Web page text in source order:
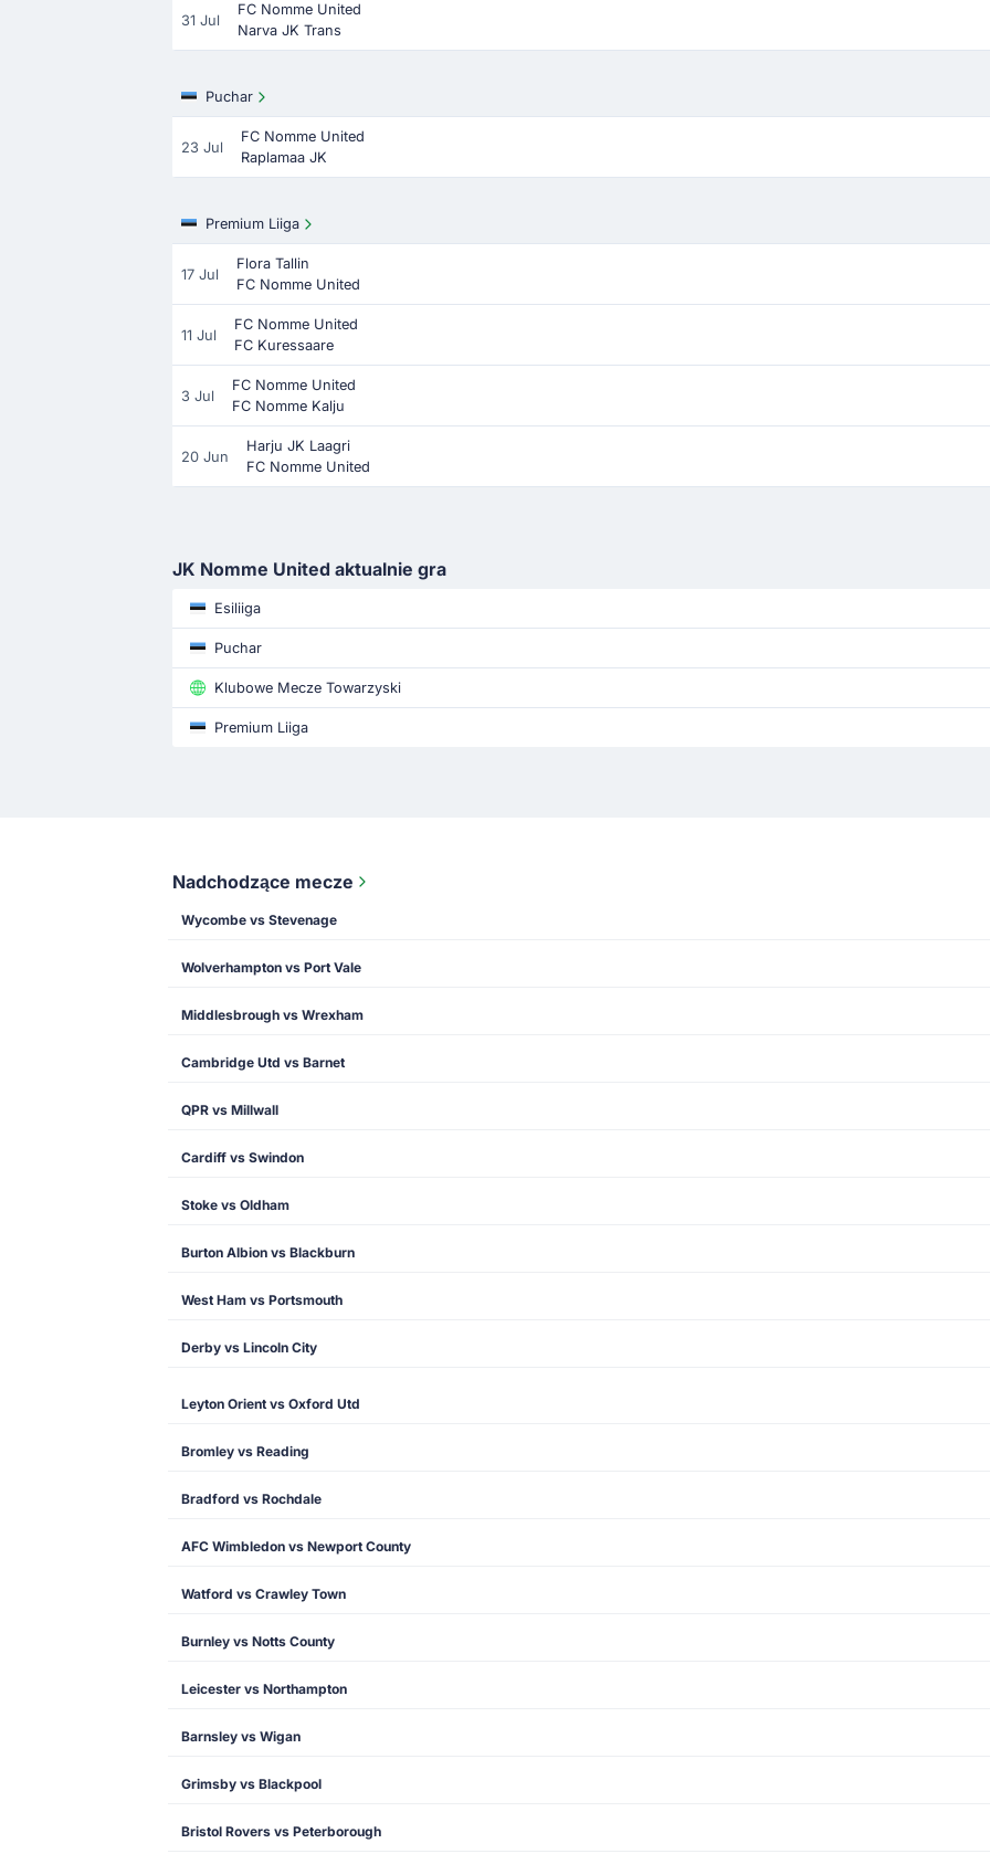
31 Jul
FC Nomme United
Narva JK Trans
Puchar
23 Jul
FC Nomme United
Raplamaa JK
Premium Liiga
17 Jul
Flora Tallin
FC Nomme United
11 Jul
FC Nomme United
FC Kuressaare
3 Jul
FC Nomme United
FC Nomme Kalju
20 Jun
Harju JK Laagri
FC Nomme United
JK Nomme United aktualnie gra
Esiliiga
Puchar
Klubowe Mecze Towarzyski
Premium Liiga
Nadchodzące mecze
Wycombe vs Stevenage
Wolverhampton vs Port Vale
Middlesbrough vs Wrexham
Cambridge Utd vs Barnet
QPR vs Millwall
Cardiff vs Swindon
Stoke vs Oldham
Burton Albion vs Blackburn
West Ham vs Portsmouth
Derby vs Lincoln City
Leyton Orient vs Oxford Utd
Bromley vs Reading
Bradford vs Rochdale
AFC Wimbledon vs Newport County
Watford vs Crawley Town
Burnley vs Notts County
Leicester vs Northampton
Barnsley vs Wigan
Grimsby vs Blackpool
Bristol Rovers vs Peterborough